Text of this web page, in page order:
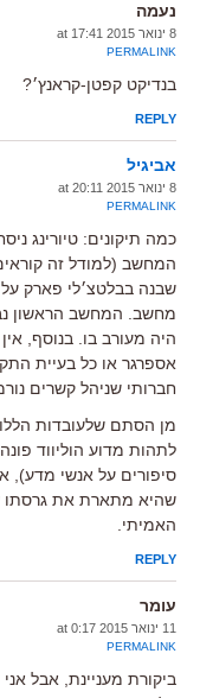
נעמה
8 ינואר 2015 at 17:41
PERMALINK
בנדיקט קפטן-קראנץ׳?
REPLY
אביגיל
8 ינואר 2015 at 20:11
PERMALINK
כמה תיקונים: טיורינג
המחשב (למודל זה
שבנה בבלטצ׳לי פארק
מחשב. המחשב הראשון
היה מעורב בו. בנוסף,
אספרגר או כל בעיית
חברותי שניהל קשרים
מן הסתם שלעובדות
לתהות מדוע הוליווד
סיפורים על אנשי מדע),
שהיא מתארת את גרסתו
האמיתי.
REPLY
עומר
11 ינואר 2015 at 0:17
PERMALINK
ביקורת מעניינת, אבל